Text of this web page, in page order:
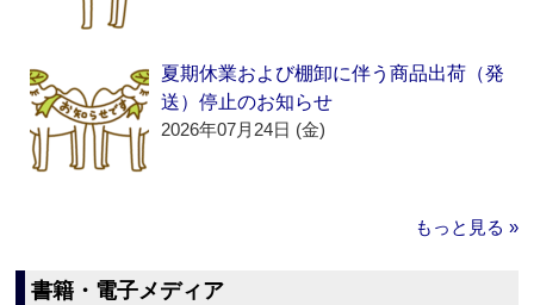
夏期休業および棚卸に伴う商品出荷（発
送）停止のお知らせ
2026年07月24日 (金)
もっと見る »
書籍・電子メディア